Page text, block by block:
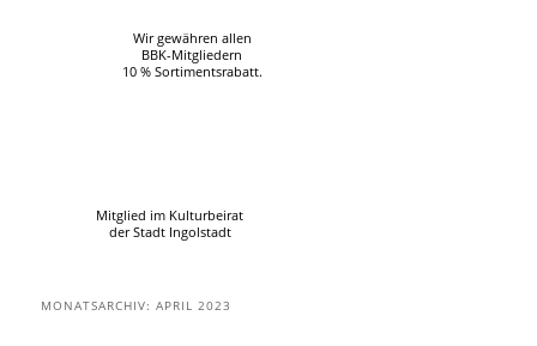
Wir gewähren allen
BBK-Mitgliedern
10 % Sortimentsrabatt.
Mitglied im Kulturbeirat
der Stadt Ingolstadt
MONATSARCHIV:APRIL 2023